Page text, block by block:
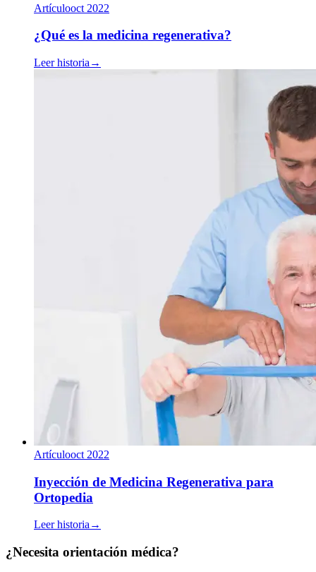
Artículooct 2022
¿Qué es la medicina regenerativa?
Leer historia →
Artículooct 2022
Inyección de Medicina Regenerativa para
Ortopedia
Leer historia→
¿Necesita orientación médica?